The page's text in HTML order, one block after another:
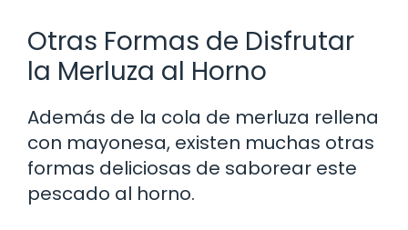
Otras Formas de Disfrutar
la Merluza al Horno
Además de la cola de merluza rellena
con mayonesa, existen muchas otras
formas deliciosas de saborear este
pescado al horno.